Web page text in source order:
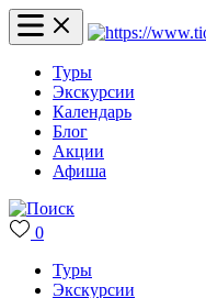
Туры
Экскурсии
Календарь
Блог
Акции
Афиша
0
Туры
Экскурсии